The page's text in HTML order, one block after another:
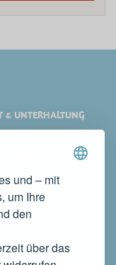
und – mit
um Ihre
den
über das
& UNTERHALTUNG
WEBSITE ZU